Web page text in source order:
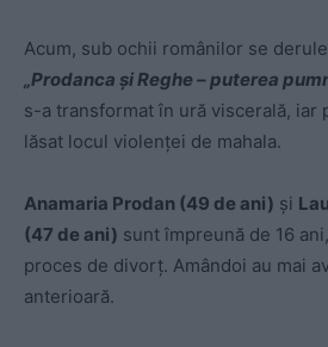
Acum, sub ochii românilor se
„Prodanca și Reghe – puterea
s-a transformat în ură viscerală, iar
lăsat locul violenței de mahala.
Anamaria Prodan (49 de ani) și
(47 de ani) sunt împreună de 16
proces de divorț. Amândoi au mai
anterioară.